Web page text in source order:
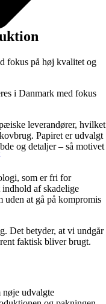
fokus på høj kvalitet og
i Danmark med fokus
leverandører, hvilket
Papiret er udvalgt
og detaljer – så motivet
som er fri for
af skadelige
uden at gå på kompromis
Det betyder, at vi undgår
faktisk bliver brugt.
nøje udvalgte